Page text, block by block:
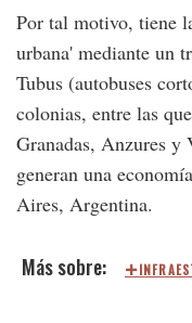
Por tal motivo, tiene
urbana' mediante un
Tubus (autobuses
colonias, entre las
Granadas, Anzures y
generan una
Aires, Argentina.